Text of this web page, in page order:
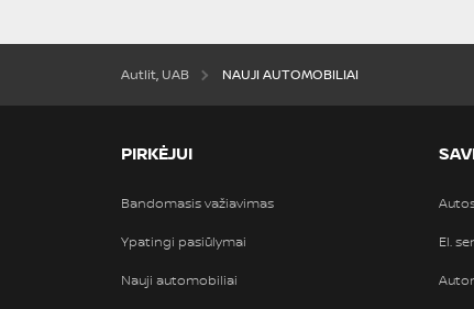
Autlit, UAB NAUJI AUTOMOBILIAI
PIRKĖJUI
Bandomasis važiavimas
Ypatingi pasiūlymai
Nauji automobiliai
El.